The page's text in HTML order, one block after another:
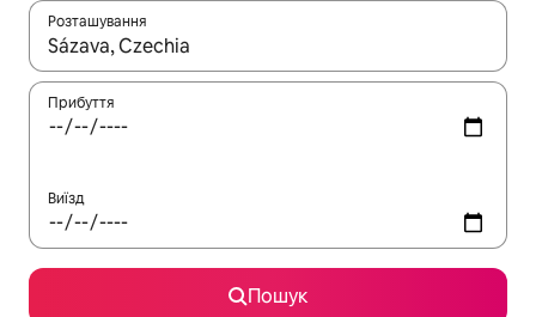
Розташування
Отримавши результати пошуку, використовуйте для
Прибуття
Виїзд
Пошук